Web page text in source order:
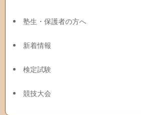
塾生・保護者の方へ
新着情報
検定試験
競技大会